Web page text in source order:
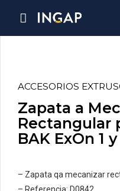
ACCESORIOS
Zapata a
Rectangular
BAK ExOn 1 y
– Zapata qa mecanizar